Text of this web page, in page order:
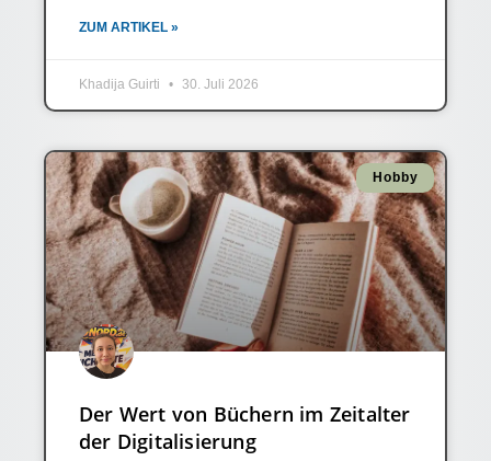
ZUM ARTIKEL »
Khadija Guirti 30. Juli 2026
Hobby
Der Wert von Büchern im Zeitalter
der Digitalisierung